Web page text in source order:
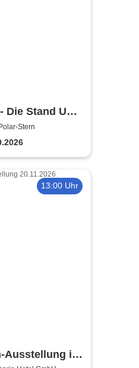
Die Stand Up
in Ostseebad
Stern
13:00 Uhr
Ausstellung im